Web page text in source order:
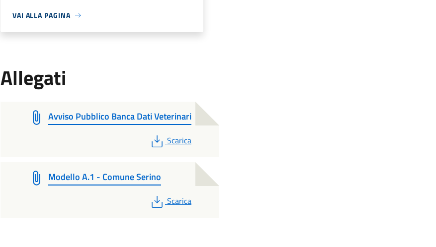
VAI ALLA PAGINA
Allegati
Avviso Pubblico Banca Dati Veterinari
PDF
Scarica
Modello A.1 - Comune Serino
PDF
Scarica